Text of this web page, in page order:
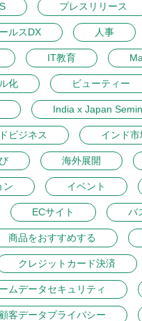
プレスリリース
ルスDX 人事
IT教育
化 ビューティー
India x Japan
ビジネス インド市
海外展開
ン イベント
ECサイト バ
商品をおすすめする
クレジットカード決済
ムデータセキュリティ
顧客データプライバシー